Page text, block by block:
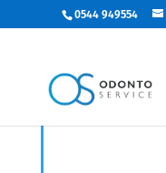
0544 949554